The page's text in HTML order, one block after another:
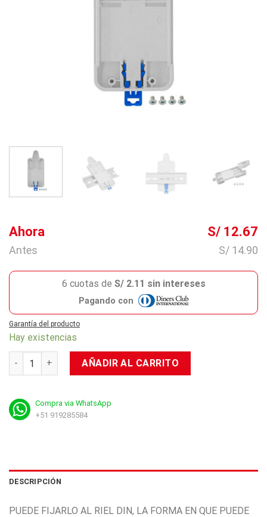
Ahora S/ 12.67
Antes S/ 14.90
6 cuotas de S/ 2.11 sin intereses
Pagando con
Garantía del producto
Hay existencias
Soporte de Pared Sonoff DR cantidad
AÑADIR AL CARRITO
Compra via WhatsApp
+51 919285584
DESCRIPCIÓN
PUEDE FIJARLO AL RIEL DIN, LA FORMA EN QUE PUEDE